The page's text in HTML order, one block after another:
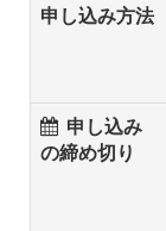
申し込み方法
申し込み
の締め切り